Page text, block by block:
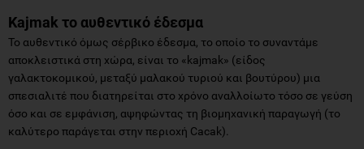
Kajmak το αυθεντικό έδεσμα
Το αυθεντικό όμως σέρβικο έδεσμα, το οποίο το συναντάμε
αποκλειστικά στη χώρα, είναι το «kajmak» (είδος
γαλακτοκομικού, μεταξύ μαλακού τυριού και βουτύρου) μια
σπεσιαλιτέ που διατηρείται στο χρόνο αναλλοίωτο τόσο σε γεύση
όσο και σε εμφάνιση, αψηφώντας τη βιομηχανική παραγωγή (το
καλύτερο παράγεται στην περιοχή Cacak).